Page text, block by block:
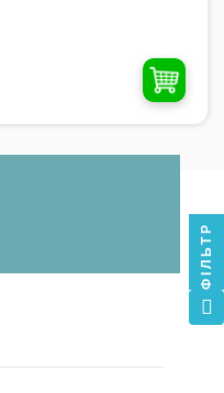
ФІЛЬТР